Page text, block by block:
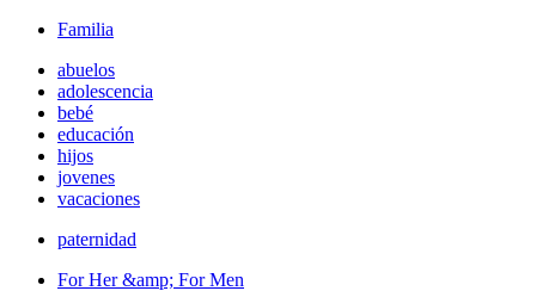
Familia
abuelos
adolescencia
bebé
educación
hijos
jovenes
vacaciones
paternidad
For Her &amp; For Men